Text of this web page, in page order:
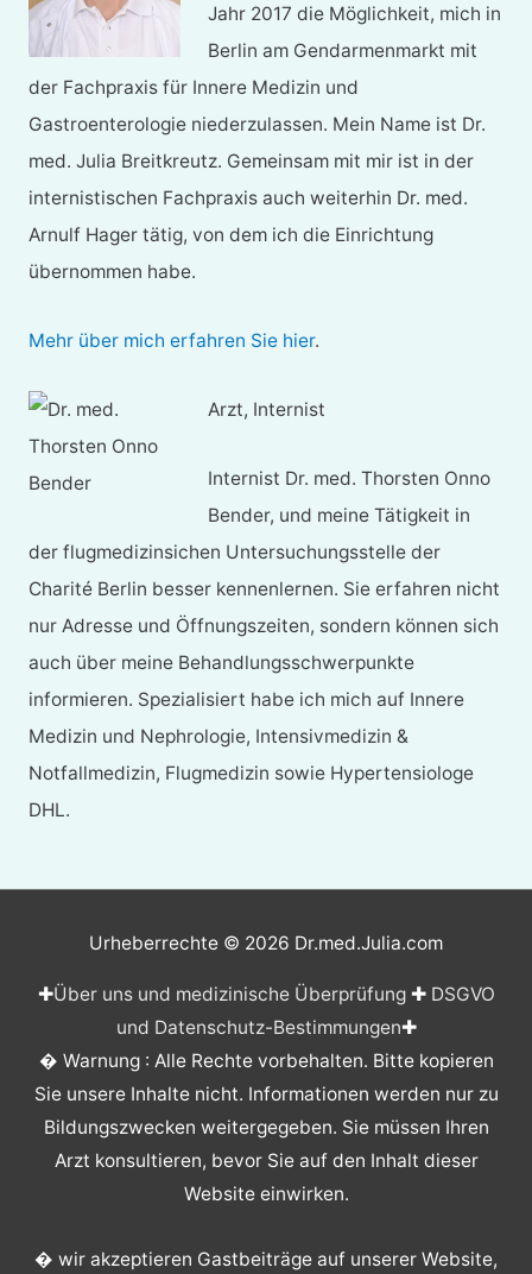
Jahr 2017 die Möglichkeit, mich in
Berlin am Gendarmenmarkt mit
der Fachpraxis für Innere Medizin und
Gastroenterologie niederzulassen. Mein Name ist Dr.
med. Julia Breitkreutz. Gemeinsam mit mir ist in der
internistischen Fachpraxis auch weiterhin Dr. med.
Arnulf Hager tätig, von dem ich die Einrichtung
übernommen habe.
Mehr über mich erfahren Sie hier.
Arzt, Internist
Internist Dr. med. Thorsten Onno
Bender, und meine Tätigkeit in
der flugmedizinsichen Untersuchungsstelle der
Charité Berlin besser kennenlernen. Sie erfahren nicht
nur Adresse und Öffnungszeiten, sondern können sich
auch über meine Behandlungsschwerpunkte
informieren. Spezialisiert habe ich mich auf Innere
Medizin und Nephrologie, Intensivmedizin &
Notfallmedizin, Flugmedizin sowie Hypertensiologe
DHL.
Urheberrechte © 2026 Dr.med.Julia.com
✚Über uns und medizinische Überprüfung✚ DSGVO
und Datenschutz-Bestimmungen✚
� Warnung : Alle Rechte vorbehalten. Bitte kopieren
Sie unsere Inhalte nicht. Informationen werden nur zu
Bildungszwecken weitergegeben. Sie müssen Ihren
Arzt konsultieren, bevor Sie auf den Inhalt dieser
Website einwirken.
� wir akzeptieren Gastbeiträge auf unserer Website,